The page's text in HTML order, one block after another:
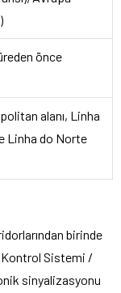
önce
alanı, Linha
Linha do Norte
birinde
Kontrol Sistemi /
sinyalizasyonu